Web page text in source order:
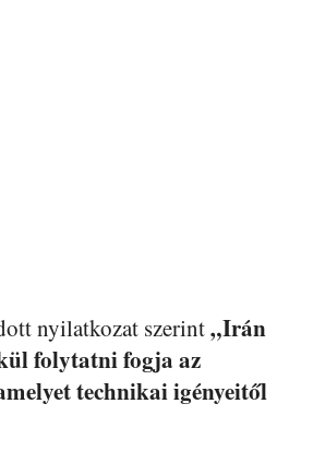
nyilatkozat szerint„Irán
folytatni fogja az
technikai igényeitől